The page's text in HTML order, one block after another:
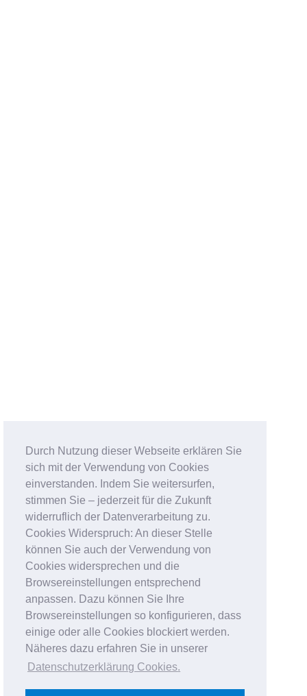
Durch Nutzung dieser Webseite erklären Sie
sich mit der Verwendung von Cookies
einverstanden. Indem Sie weitersurfen,
stimmen Sie – jederzeit für die Zukunft
widerruflich der Datenverarbeitung zu.
Cookies Widerspruch: An dieser Stelle
können Sie auch der Verwendung von
Cookies widersprechen und die
Browsereinstellungen entsprechend
anpassen. Dazu können Sie Ihre
Browsereinstellungen so konfigurieren, dass
einige oder alle Cookies blockiert werden.
Näheres dazu erfahren Sie in unserer
Datenschutzerklärung Cookies.